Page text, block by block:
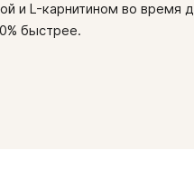
и L-карнитином во время
быстрее.